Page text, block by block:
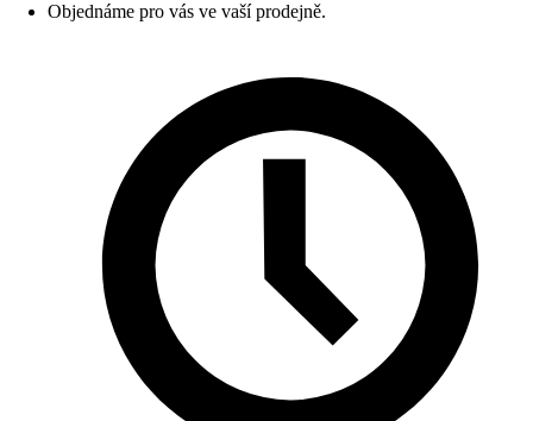
Objednáme pro vás ve vaší prodejně.